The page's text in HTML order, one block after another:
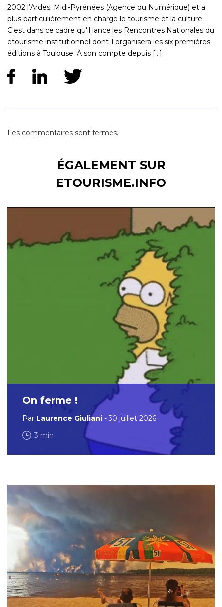
2002 l’Ardesi Midi-Pyrénées (Agence du Numérique) et a
plus particulièrement en charge le tourisme et la culture.
C'est dans ce cadre qu'il lance les Rencontres Nationales du
etourisme institutionnel dont il organisera les six premières
éditions à Toulouse. À son compte depuis [...]
Les commentaires sont fermés.
ÉGALEMENT SUR
ETOURISME.INFO
On ferme !
Par Laurence Giuliani - 30 juillet 2026
3 min